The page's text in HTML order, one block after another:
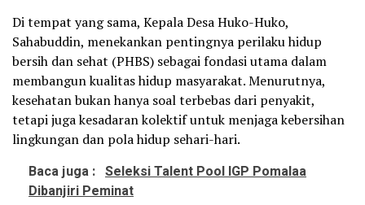
Di tempat yang sama, Kepala Desa Huko-Huko,
Sahabuddin, menekankan pentingnya perilaku hidup
bersih dan sehat (PHBS) sebagai fondasi utama dalam
membangun kualitas hidup masyarakat. Menurutnya,
kesehatan bukan hanya soal terbebas dari penyakit,
tetapi juga kesadaran kolektif untuk menjaga kebersihan
lingkungan dan pola hidup sehari-hari.
Baca juga : Seleksi Talent Pool IGP Pomalaa
Dibanjiri Peminat